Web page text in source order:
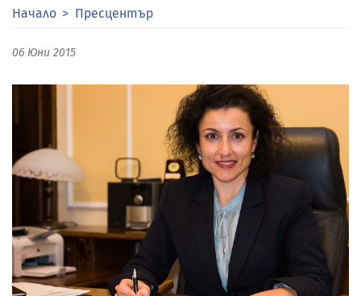
Начало Пресцентър
06 Юни 2015